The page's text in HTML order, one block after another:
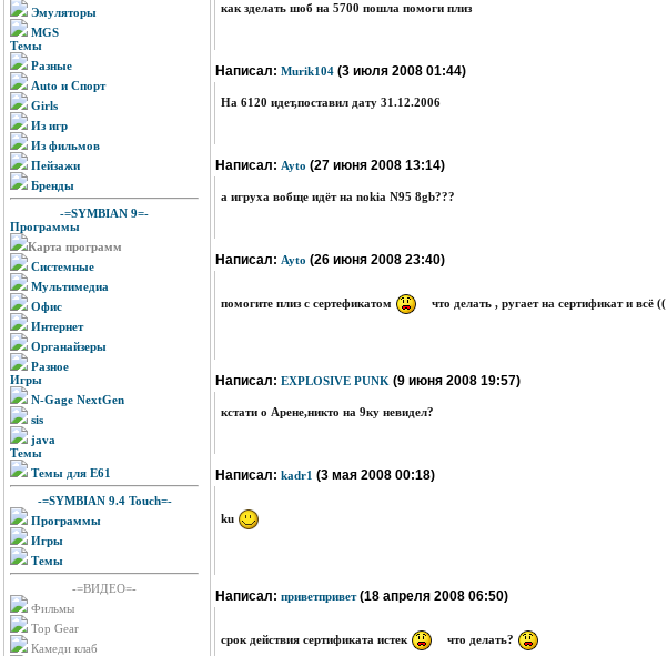
Эмуляторы
MGS
Темы
Разные
Auto и Спорт
Girls
Из игр
Из фильмов
Пейзажи
Бренды
-=SYMBIAN 9=-
Программы
Карта программ
Системные
Мультимедиа
Офис
Интернет
Органайзеры
Разное
Игры
N-Gage NextGen
sis
java
Темы
Темы для E61
-=SYMBIAN 9.4 Touch=-
Программы
Игры
Темы
-=ВИДЕО=-
Фильмы
Top Gear
Камеди клаб
как зделать шоб на 5700 пошла помоги плиз
Написал: Murik104 (3 июля 2008 01:44)
На 6120 идет,поставил дату 31.12.2006
Написал: Ayto (27 июня 2008 13:14)
а игруха вобще идёт на nokia N95 8gb???
Написал: Ayto (26 июня 2008 23:40)
помогите плиз с сертефикатом что делать , ругает на сертификат и всё ((
Написал: EXPLOSIVE PUNK (9 июня 2008 19:57)
кстати о Арене,никто на 9ку невидел?
Написал: kadr1 (3 мая 2008 00:18)
ku
Написал: приветпривет(18 апреля 2008 06:50)
срок действия сертификата истек что делать?